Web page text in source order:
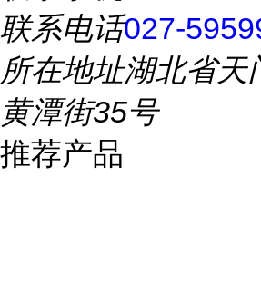
联系电话027-
所在地址湖北省天
黄潭街35号
推荐产品